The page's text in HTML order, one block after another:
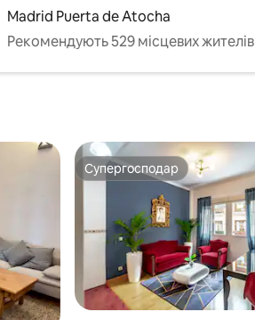
Madrid Puerta de Atocha
Рекомендують 529 місцевих жителів
Супергосподар
Супергосподар